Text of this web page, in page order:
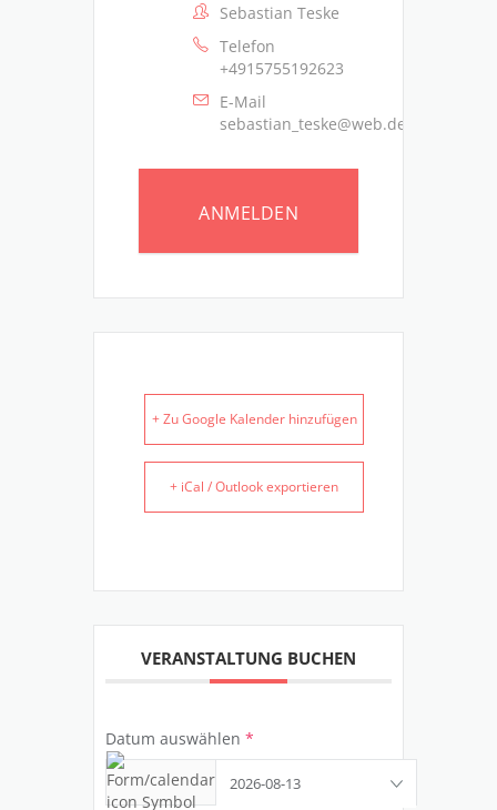
Sebastian Teske
Telefon
+4915755192623
E-Mail
sebastian_teske@web.de
ANMELDEN
+ Zu Google Kalender hinzufügen
+ iCal / Outlook exportieren
VERANSTALTUNG BUCHEN
Datum auswählen *